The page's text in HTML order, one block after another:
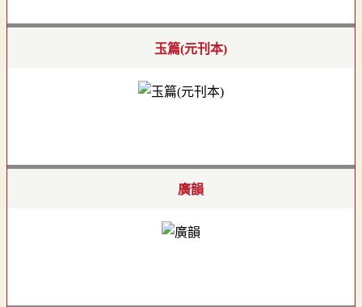
玉篇(元刊本)
廣韻